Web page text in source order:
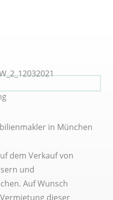
in München
dem Verkauf von
und
Auf Wunsch
dieser